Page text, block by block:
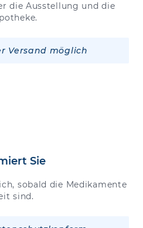
die Ausstellung und die
Versand möglich
Sie
sobald die Medikamente
sind.